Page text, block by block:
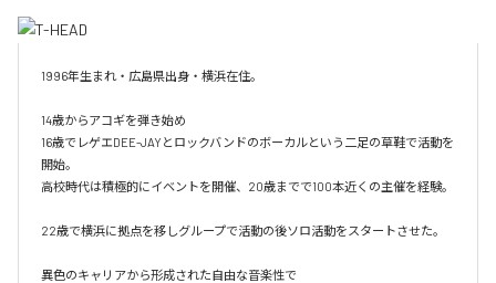
1996年生まれ・広島県出身・横浜在住。
14歳からアコギを弾き始め
16歳でレゲエDEE-JAYとロックバンドのボーカルという二足の草鞋で活動を
開始。
高校時代は積極的にイベントを開催、20歳までで100本近くの主催を経験。
22歳で横浜に拠点を移しグループで活動の後ソロ活動をスタートさせた。
異色のキャリアから形成された自由な音楽性で